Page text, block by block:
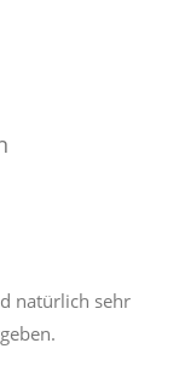
natürlich sehr